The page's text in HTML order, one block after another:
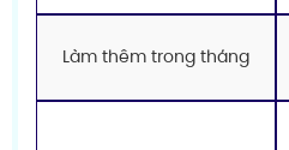
Làm thêm trong tháng